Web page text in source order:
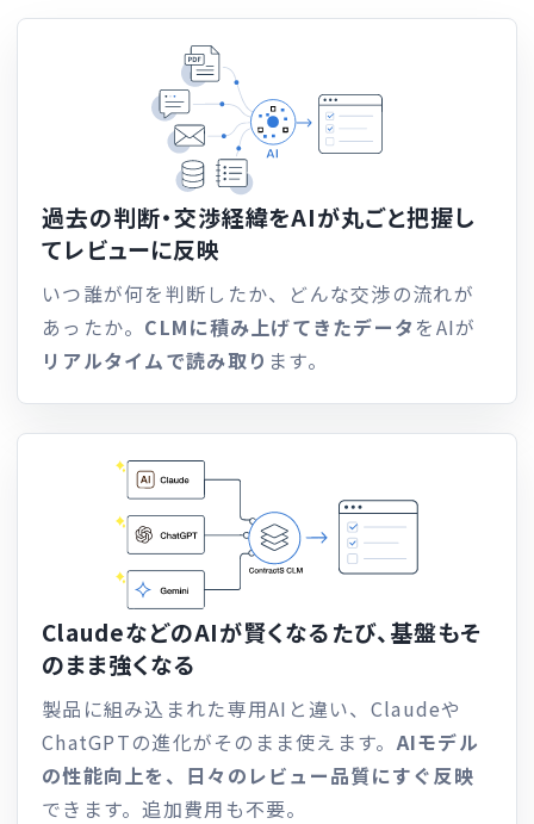
過去の判断・交渉経緯をAIが丸ごと把握し
てレビューに反映
いつ誰が何を判断したか、どんな交渉の流れが
あったか。 CLMに積み上げてきたデータ をAIが
リアルタイムで読み取り ます。
ClaudeなどのAIが賢くなるたび、 基盤もそ
のまま強くなる
製品に組み込まれた専用AIと違い、Claudeや
ChatGPTの進化がそのまま使えます。AIモデル
の性能向上を、日々のレビュー品質にすぐ反映
できます。追加費用も不要。